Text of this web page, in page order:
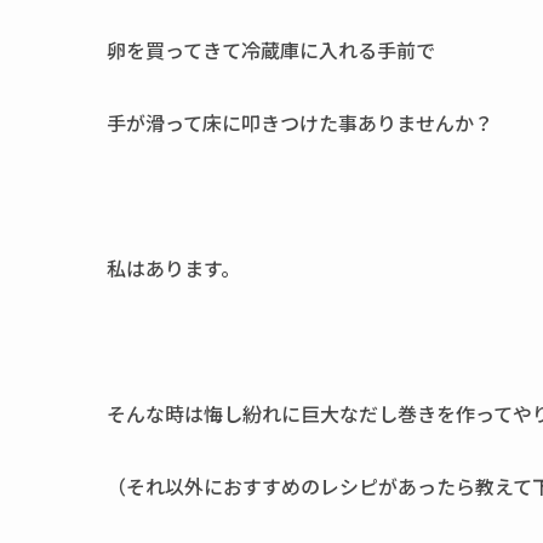
卵を買ってきて冷蔵庫に入れる手前で
手が滑って床に叩きつけた事ありませんか？
私はあります。
そんな時は悔し紛れに巨大なだし巻きを作ってや
（それ以外におすすめのレシピがあったら教えて